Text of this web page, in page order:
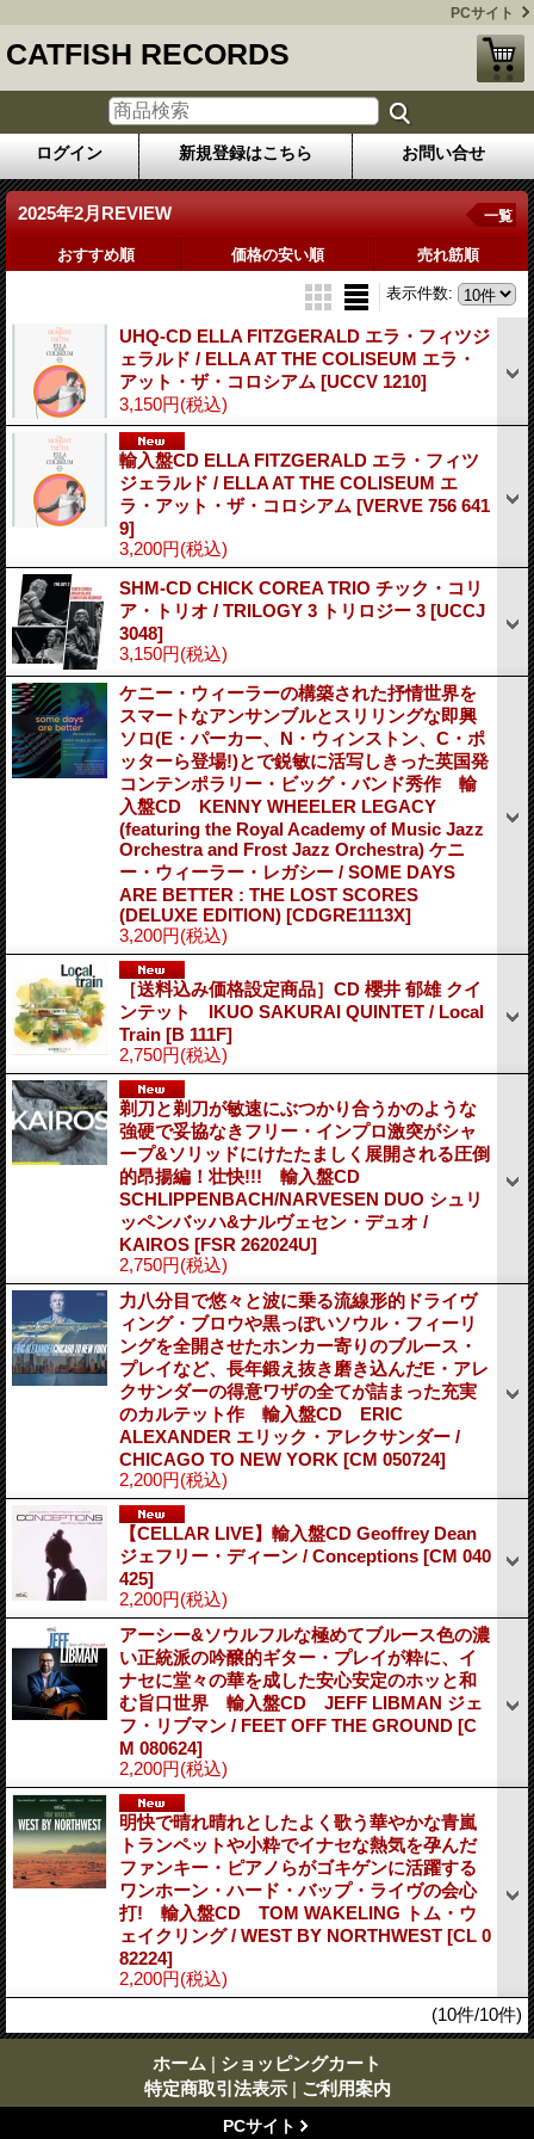
PCサイト
CATFISH RECORDS
ログイン 新規登録はこちら お問い合せ
2025年2月REVIEW 一覧
おすすめ順 価格の安い順 売れ筋順
表示件数:
UHQ-CD ELLA FITZGERALD エラ・フィツジ
ェラルド / ELLA AT THE COLISEUM エラ・
アット・ザ・コロシアム [UCCV 1210]
3,150円(税込)
輸入盤CD ELLA FITZGERALD エラ・フィツ
ジェラルド / ELLA AT THE COLISEUM エ
ラ・アット・ザ・コロシアム [VERVE 756 641
9]
3,200円(税込)
SHM-CD CHICK COREA TRIO チック・コリ
ア・トリオ / TRILOGY 3 トリロジー 3 [UCCJ
3048]
3,150円(税込)
ケニー・ウィーラーの構築された抒情世界を
スマートなアンサンブルとスリリングな即興
ソロ(E・パーカー、N・ウィンストン、C・ポ
ッターら登場!)とで鋭敏に活写しきった英国発
コンテンポラリー・ビッグ・バンド秀作 輸
入盤CD KENNY WHEELER LEGACY
(featuring the Royal Academy of Music Jazz
Orchestra and Frost Jazz Orchestra) ケニ
ー・ウィーラー・レガシー / SOME DAYS
ARE BETTER : THE LOST SCORES
(DELUXE EDITION) [CDGRE1113X]
3,200円(税込)
［送料込み価格設定商品］CD 櫻井 郁雄 クイ
ンテット IKUO SAKURAI QUINTET / Local
Train [B 111F]
2,750円(税込)
剃刀と剃刀が敏速にぶつかり合うかのような
強硬で妥協なきフリー・インプロ激突がシャ
ープ&ソリッドにけたたましく展開される圧倒
的昂揚編！壮快!!! 輸入盤CD
SCHLIPPENBACH/NARVESEN DUO シュリ
ッペンバッハ&ナルヴェセン・デュオ /
KAIROS [FSR 262024U]
2,750円(税込)
力八分目で悠々と波に乗る流線形的ドライヴ
ィング・ブロウや黒っぽいソウル・フィーリ
ングを全開させたホンカー寄りのブルース・
プレイなど、長年鍛え抜き磨き込んだE・アレ
クサンダーの得意ワザの全てが詰まった充実
のカルテット作 輸入盤CD ERIC
ALEXANDER エリック・アレクサンダー /
CHICAGO TO NEW YORK [CM 050724]
2,200円(税込)
【CELLAR LIVE】輸入盤CD Geoffrey Dean
ジェフリー・ディーン / Conceptions [CM 040
425]
2,200円(税込)
アーシー&ソウルフルな極めてブルース色の濃
い正統派の吟醸的ギター・プレイが粋に、イ
ナセに堂々の華を成した安心安定のホッと和
む旨口世界 輸入盤CD JEFF LIBMAN ジェ
フ・リブマン / FEET OFF THE GROUND [C
M 080624]
2,200円(税込)
明快で晴れ晴れとしたよく歌う華やかな青嵐
トランペットや小粋でイナセな熱気を孕んだ
ファンキー・ピアノらがゴキゲンに活躍する
ワンホーン・ハード・バップ・ライヴの会心
打! 輸入盤CD TOM WAKELING トム・ウ
ェイクリング / WEST BY NORTHWEST [CL 0
82224]
2,200円(税込)
(10件/10件)
ホーム | ショッピングカート
特定商取引法表示 | ご利用案内
PCサイト